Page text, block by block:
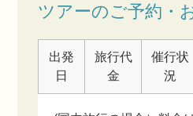
ツアーのご予約・
出発
日
旅行代
金
催行状
況